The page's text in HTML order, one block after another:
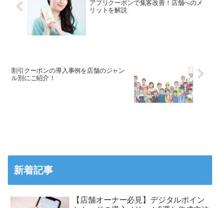
アプリクーポンで集客改善！店舗へのメ
リットを解説
割引クーポンの導入事例を店舗のジャン
ル別にご紹介！
新着記事
【店舗オーナー必見】デジタルポイン